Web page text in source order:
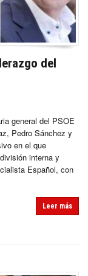
del
general del PSOE
Pedro Sánchez y
en el que
interna y
Español, con
Leer más